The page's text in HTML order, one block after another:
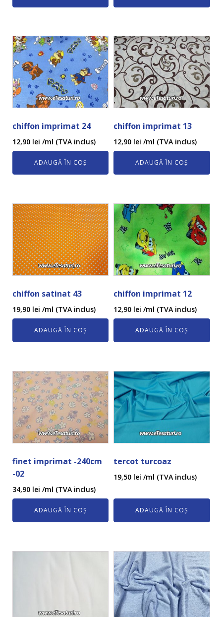
chiffon imprimat 24
12,90 lei /ml (TVA inclus)
ADAUGĂ ÎN COȘ
chiffon imprimat 13
12,90 lei /ml (TVA inclus)
ADAUGĂ ÎN COȘ
chiffon satinat 43
19,90 lei /ml (TVA inclus)
ADAUGĂ ÎN COȘ
chiffon imprimat 12
12,90 lei /ml (TVA inclus)
ADAUGĂ ÎN COȘ
finet imprimat -240cm
-02
34,90 lei /ml (TVA inclus)
ADAUGĂ ÎN COȘ
tercot turcoaz
19,50 lei /ml (TVA inclus)
ADAUGĂ ÎN COȘ